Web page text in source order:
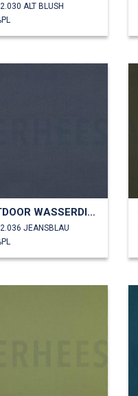
ALT BLUSH
OUTDOOR WASSERDICHT
JEANSBLAU